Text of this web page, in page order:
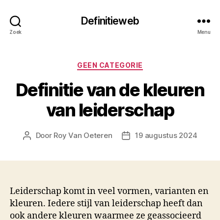
Zoek
Definitieweb
Menu
Categorieën
GEEN CATEGORIE
Definitie van de kleuren
van leiderschap
Berichtauteur
Door Roy Van Oeteren Berichtdatum
19 augustus 2024
Leiderschap komt in veel vormen, varianten en
kleuren. Iedere stijl van leiderschap heeft dan
ook andere kleuren waarmee ze geassocieerd